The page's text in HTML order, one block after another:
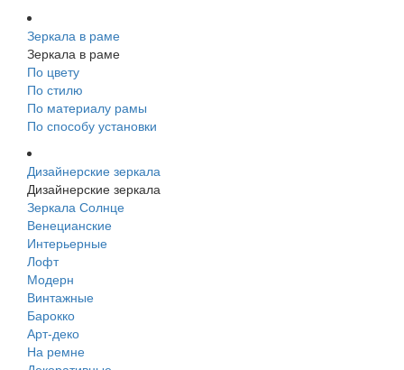
Зеркала в раме
Зеркала в раме
По цвету
По стилю
По материалу рамы
По способу установки
Дизайнерские зеркала
Дизайнерские зеркала
Зеркала Солнце
Венецианские
Интерьерные
Лофт
Модерн
Винтажные
Барокко
Арт-деко
На ремне